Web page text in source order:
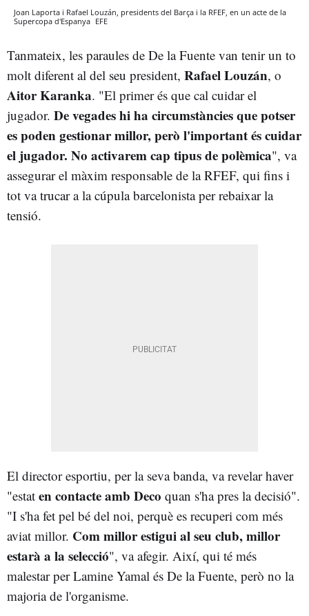
Joan Laporta i Rafael Louzán, presidents del Barça i la RFEF, en un acte de la
Supercopa d'Espanya EFE
Tanmateix, les paraules de De la Fuente van tenir un to
molt diferent al del seu president, Rafael Louzán, o
Aitor Karanka. "El primer és que cal cuidar el
jugador. De vegades hi ha circumstàncies que potser
es poden gestionar millor, però l'important és cuidar
el jugador. No activarem cap tipus de polèmica", va
assegurar el màxim responsable de la RFEF, qui fins i
tot va trucar a la cúpula barcelonista per rebaixar la
tensió.
El director esportiu, per la seva banda, va revelar haver
"estat en contacte amb Deco quan s'ha pres la decisió".
"I s'ha fet pel bé del noi, perquè es recuperi com més
aviat millor. Com millor estigui al seu club, millor
estarà a la selecció", va afegir. Així, qui té més
malestar per Lamine Yamal és De la Fuente, però no la
majoria de l'organisme.